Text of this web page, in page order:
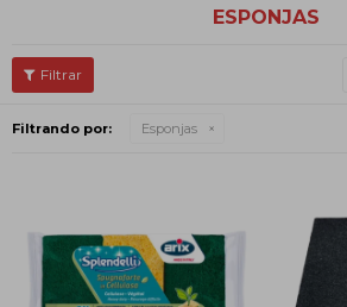
ESPONJAS
Filtrando por: Esponjas